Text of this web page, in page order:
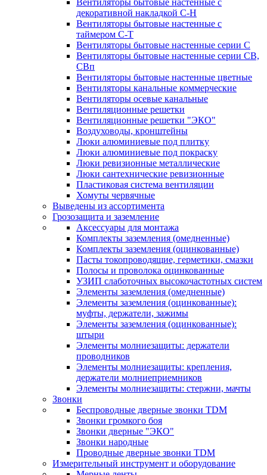
Вентиляторы бытовые настенные с
декоративной накладкой С-Н
Вентиляторы бытовые настенные с
таймером С-Т
Вентиляторы бытовые настенные серии С
Вентиляторы бытовые настенные серии СВ,
СВп
Вентиляторы бытовые настенные цветные
Вентиляторы канальные коммерческие
Вентиляторы осевые канальные
Вентиляционные решетки
Вентиляционные решетки "ЭКО"
Воздуховоды, кронштейны
Люки алюминиевые под плитку
Люки алюминиевые под покраску
Люки ревизионные металлические
Люки сантехнические ревизионные
Пластиковая система вентиляции
Хомуты червячные
Выведены из ассортимента
Грозозащита и заземление
Аксессуары для монтажа
Комплекты заземления (омедненные)
Комплекты заземления (оцинкованные)
Пасты токопроводящие, герметики, смазки
Полосы и проволока оцинкованные
УЗИП слаботочных высокочастотных систем
Элементы заземления (омедненные)
Элементы заземления (оцинкованные):
муфты, держатели, зажимы
Элементы заземления (оцинкованные):
штыри
Элементы молниезащиты: держатели
проводников
Элементы молниезащиты: крепления,
держатели молниеприемников
Элементы молниезащиты: стержни, мачты
Звонки
Беспроводные дверные звонки TDM
Звонки громкого боя
Звонки дверные "ЭКО"
Звонки народные
Проводные дверные звонки TDM
Измерительный инструмент и оборудование